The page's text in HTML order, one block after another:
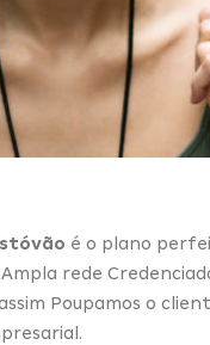
é o plano
rede
Poupamos o